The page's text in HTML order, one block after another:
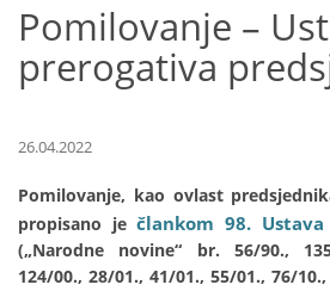
Pomilovanje –
prerogativa
26.04.2022
Pomilovanje, kao ovlast
propisano ječlankom 98.
(„Narodne novine“ br. 56/90.,
124/00., 28/01., 41/01., 55/01., 76/